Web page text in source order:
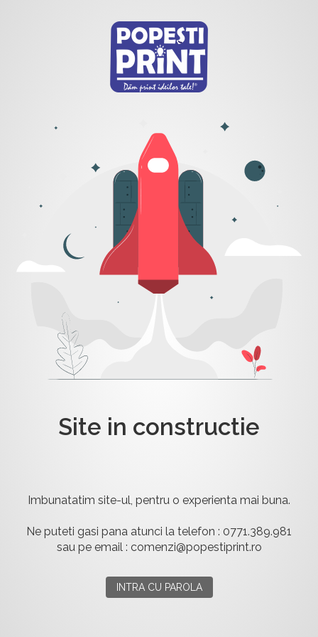
Site in constructie
Imbunatatim site-ul, pentru o experienta mai buna.
Ne puteti gasi pana atunci la telefon : 0771.389.981
sau pe email : comenzi@popestiprint.ro
INTRA CU PAROLA